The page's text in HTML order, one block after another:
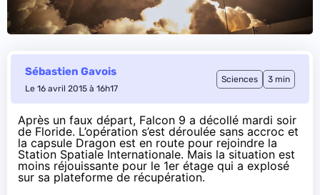
Sébastien Gavois
Le 16 avril 2015 à 16h17
Sciences 3 min
Après un faux départ, Falcon 9 a décollé mardi soir
de Floride. L’opération s’est déroulée sans accroc et
la capsule Dragon est en route pour rejoindre la
Station Spatiale Internationale. Mais la situation est
moins réjouissante pour le 1er étage qui a explosé
sur sa plateforme de récupération.